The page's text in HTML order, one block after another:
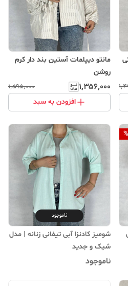
مانتو دیپلمات آستین بند دار کرم
روشن
۱٬۳۵۶٬۰۰۰ ۱٬۵۹۵٬۰۰۰
افزودن به سبد
%
ناموجود
شومیز کادنزا آبی تیفانی زنانه | مدل
شیک و جدید
ناموجود